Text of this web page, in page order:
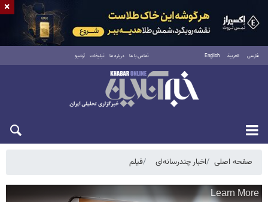
فارسی العربية English تماس با ما درباره ما تبلیغات آرشیو
یکشنبه ۱۸ مرداد ۱۴۰۵
صفحه اصلی اخبار چندرسانه‌ای فیلم
×